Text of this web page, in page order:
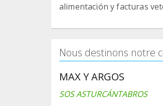
alimentación y facturas
Nous destinons notre
MAX Y ARGOS
SOS ASTURCÁNTABROS